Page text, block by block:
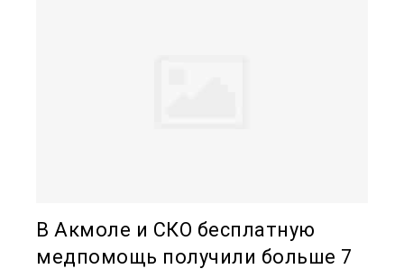
В Акмоле и СКО бесплатную
медпомощь получили больше 7